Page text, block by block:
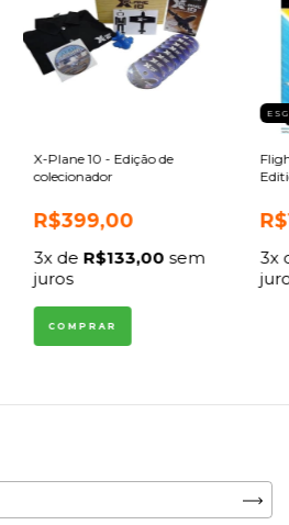
X-Plane 10 - Edição de
colecionador
R$399,00
3x de R$133,00 sem
juros
3x